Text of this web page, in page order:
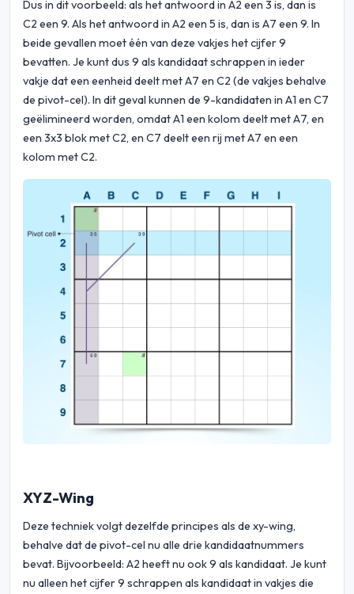
Dus in dit voorbeeld: als het antwoord in A2 een 3 is, dan is
C2 een 9. Als het antwoord in A2 een 5 is, dan is A7 een 9. In
beide gevallen moet één van deze vakjes het cijfer 9
bevatten. Je kunt dus 9 als kandidaat schrappen in ieder
vakje dat een eenheid deelt met A7 en C2 (de vakjes behalve
de pivot-cel). In dit geval kunnen de 9-kandidaten in A1 en C7
geëlimineerd worden, omdat A1 een kolom deelt met A7, en
een 3x3 blok met C2, en C7 deelt een rij met A7 en een
kolom met C2.
XYZ-Wing
Deze techniek volgt dezelfde principes als de xy-wing,
behalve dat de pivot-cel nu alle drie kandidaatnummers
bevat. Bijvoorbeeld: A2 heeft nu ook 9 als kandidaat. Je kunt
nu alleen het cijfer 9 schrappen als kandidaat in vakjes die